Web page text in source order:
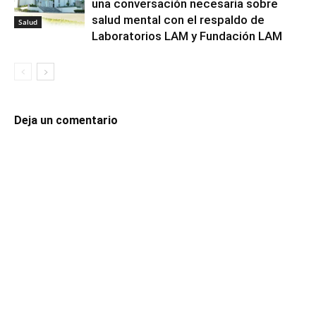
Salud
una conversación necesaria sobre
salud mental con el respaldo de
Laboratorios LAM y Fundación LAM
Deja un comentario